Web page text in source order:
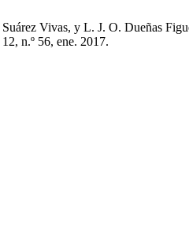
Vivas, y L. J. O. Dueñas
n.º 56, ene. 2017.